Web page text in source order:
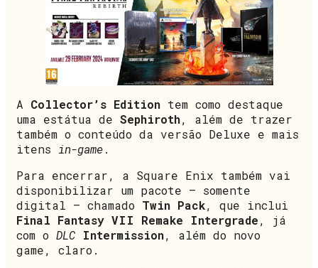
A Collector’s Edition tem como destaque
uma estátua de Sephiroth, além de trazer
também o conteúdo da versão Deluxe e mais
itens in-game.
Para encerrar, a Square Enix também vai
disponibilizar um pacote – somente
digital – chamado Twin Pack, que inclui
Final Fantasy VII Remake Intergrade, já
com o DLC Intermission, além do novo
game, claro.